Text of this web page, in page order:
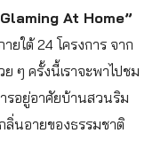
At Home”
ใต้ 24 โครงการ จาก
ๆ ครั้งนี้เราจะพาไปชม
รอยู่อาศัยบ้านสวนริม
นอายของธรรมชาติ